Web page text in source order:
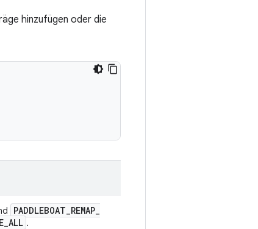
hinzufügen oder die
PADDLEBOAT_REMAP_
_ALL .